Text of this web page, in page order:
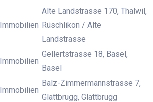
Immobilien
Alte Landstrasse 170, Thalwil,
Rüschlikon / Alte
Landstrasse
Immobilien
Gellertstrasse 18, Basel,
Basel
Immobilien
Balz-Zimmermannstrasse 7,
Glattbrugg, Glattbrugg